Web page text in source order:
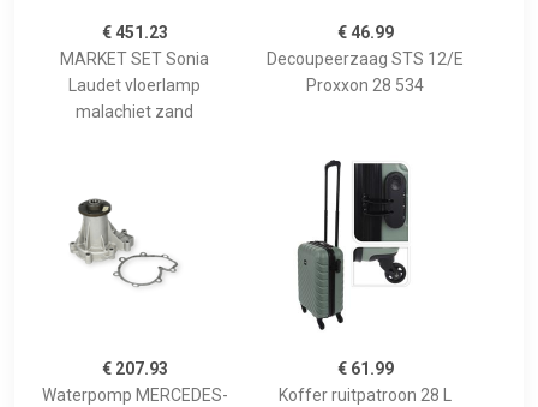
€ 451.23
MARKET SET Sonia
Laudet vloerlamp
malachiet zand
€ 46.99
Decoupeerzaag STS 12/E
Proxxon 28 534
€ 207.93
Waterpomp MERCEDES-
€ 61.99
Koffer ruitpatroon 28 L